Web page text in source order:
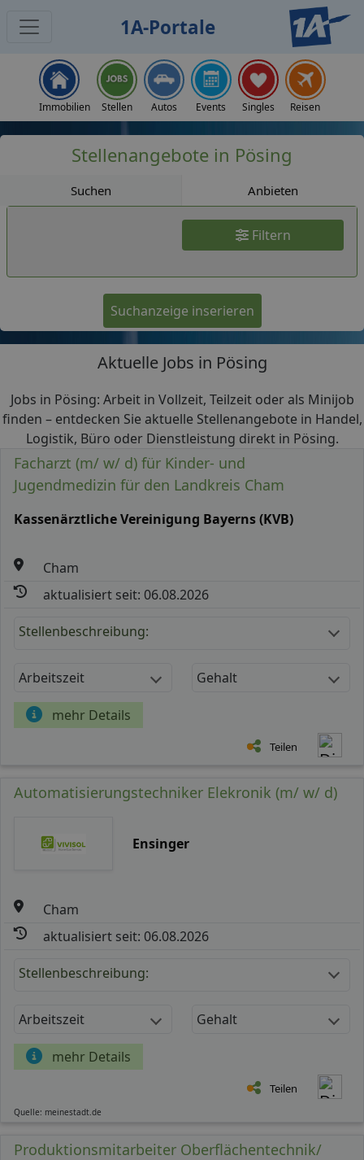
1A-Portale
Immobilien Stellen Autos Events Singles Reisen
Stellenangebote in Pösing
Suchen Anbieten
Filtern
Suchanzeige inserieren
Aktuelle Jobs in Pösing
Jobs in Pösing: Arbeit in Vollzeit, Teilzeit oder als Minijob
finden – entdecken Sie aktuelle Stellenangebote in Handel,
Logistik, Büro oder Dienstleistung direkt in Pösing.
Facharzt (m/ w/ d) für Kinder- und
Jugendmedizin für den Landkreis Cham
Kassenärztliche Vereinigung Bayerns (KVB)
Cham
aktualisiert seit: 06.08.2026
Stellenbeschreibung:
Arbeitszeit Gehalt
mehr Details
Teilen
Automatisierungstechniker Elekronik (m/ w/ d)
Ensinger
Cham
aktualisiert seit: 06.08.2026
Stellenbeschreibung:
Arbeitszeit Gehalt
mehr Details
Teilen
Quelle: meinestadt.de
Produktionsmitarbeiter Oberflächentechnik/